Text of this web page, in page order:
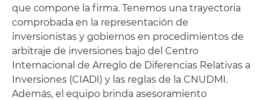
que compone la firma. Tenemos una trayectoria
comprobada en la representación de
inversionistas y gobiernos en procedimientos de
arbitraje de inversiones bajo del Centro
Internacional de Arreglo de Diferencias Relativas a
Inversiones (CIADI) y las reglas de la CNUDMI.
Además, el equipo brinda asesoramiento